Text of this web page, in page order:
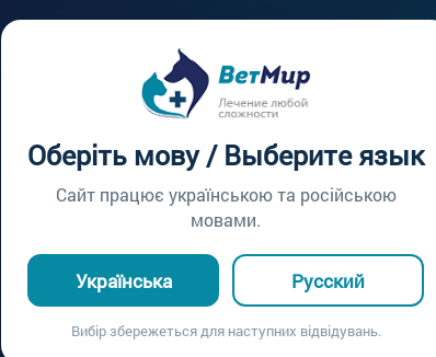
Оберіть мову / Выберите язык
Сайт працює українською та російською
мовами.
Українська Русский
Вибір збережеться для наступних відвідувань.
Вопросы врачу /
ПОЧЕМУ
Вопрос врачу №359
Вопрос владельца: Хозяйка домашнего кота
Дата вопроса:
08.02.2026 17:05
Зачем животному делают УЗИ сердца, если